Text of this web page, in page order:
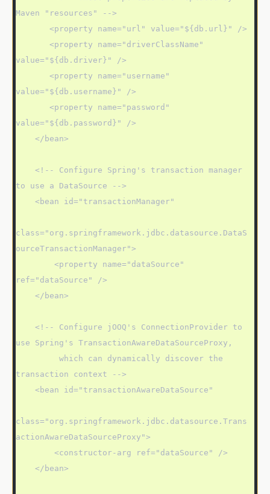
Maven "resources" -->
value="${db.driver}" />
value="${db.username}" />
value="${db.password}" />
to use a DataSource -->
class="org.springframework.jdbc.datasource.DataS
ourceTransactionManager">
ref="dataSource" />
use Spring's TransactionAwareDataSourceProxy,
transaction context -->
class="org.springframework.jdbc.datasource.Trans
actionAwareDataSourceProxy">